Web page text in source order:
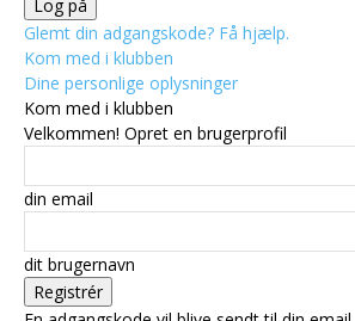
Glemt din adgangskode? Få hjælp.
Kom med i klubben
Dine personlige oplysninger
Kom med i klubben
Velkommen! Opret en brugerprofil
din email
dit brugernavn